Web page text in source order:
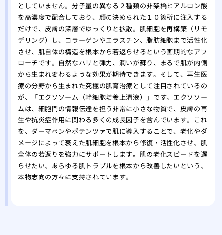
としていません。分子量の異なる２種類の非架橋ヒアルロン酸
を高濃度で配合しており、顔の決められた１０箇所に注入する
だけで、皮膚の深層でゆっくりと拡散。肌細胞を再構築（リモ
デリング）し、コラーゲンやエラスチン、脂肪細胞まで活性化
させ、肌自体の構造を根本から若返らせるという画期的なアプ
ローチです。自然なハリと弾力、潤いが蘇り、まるで肌が内側
から生まれ変わるような効果が期待できます。そして、再生医
療の分野から生まれた究極の肌育治療として注目されているの
が、「エクソソーム（幹細胞培養上清液）」です。エクソソー
ムは、細胞間の情報伝達を担う非常に小さな物質で、皮膚の再
生や抗炎症作用に関わる多くの成長因子を含んでいます。これ
を、ダーマペンやポテンツァで肌に導入することで、老化やダ
メージによって衰えた肌細胞を根本から修復・活性化させ、肌
全体の若返りを強力にサポートします。肌の老化スピードを遅
らせたい、あらゆる肌トラブルを根本から改善したいという、
本物志向の方々に支持されています。